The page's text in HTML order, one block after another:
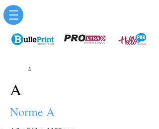
A
A
Norme A